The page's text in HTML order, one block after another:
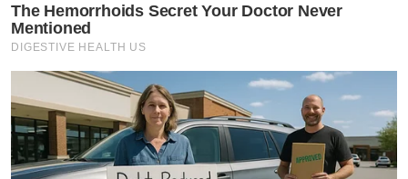
by TVPOOL ONLINE
The Hemorrhoids Secret Your Doctor Never
Mentioned
DIGESTIVE HEALTH US